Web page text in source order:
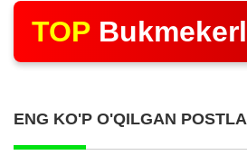
TOP
ENG KO'P O'QILGAN